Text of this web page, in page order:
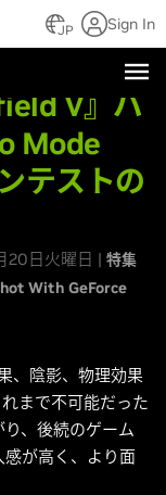
JP Sign In
V』バ
Mode
テストの
20日火曜日 | 特集
With GeForce
、陰影、物理効果
まで不可能だった
、後続のゲーム
が高く、より面